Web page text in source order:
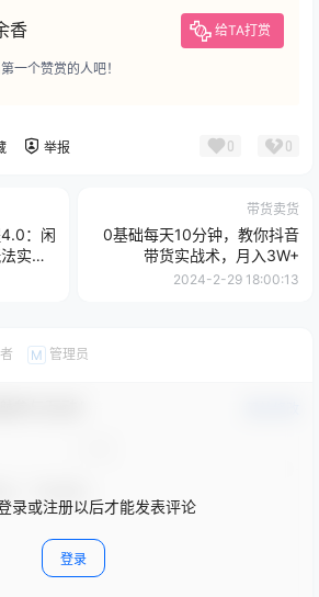
香 给TA打赏
一个赞赏的人吧！
举报 0 0
：闲
实操
带货卖货
0基础每天10分钟，教你抖音
带货实战术，月入3W+
2024-2-29 18:00:13
M 管理员
录或注册以后才能发表评论
登录